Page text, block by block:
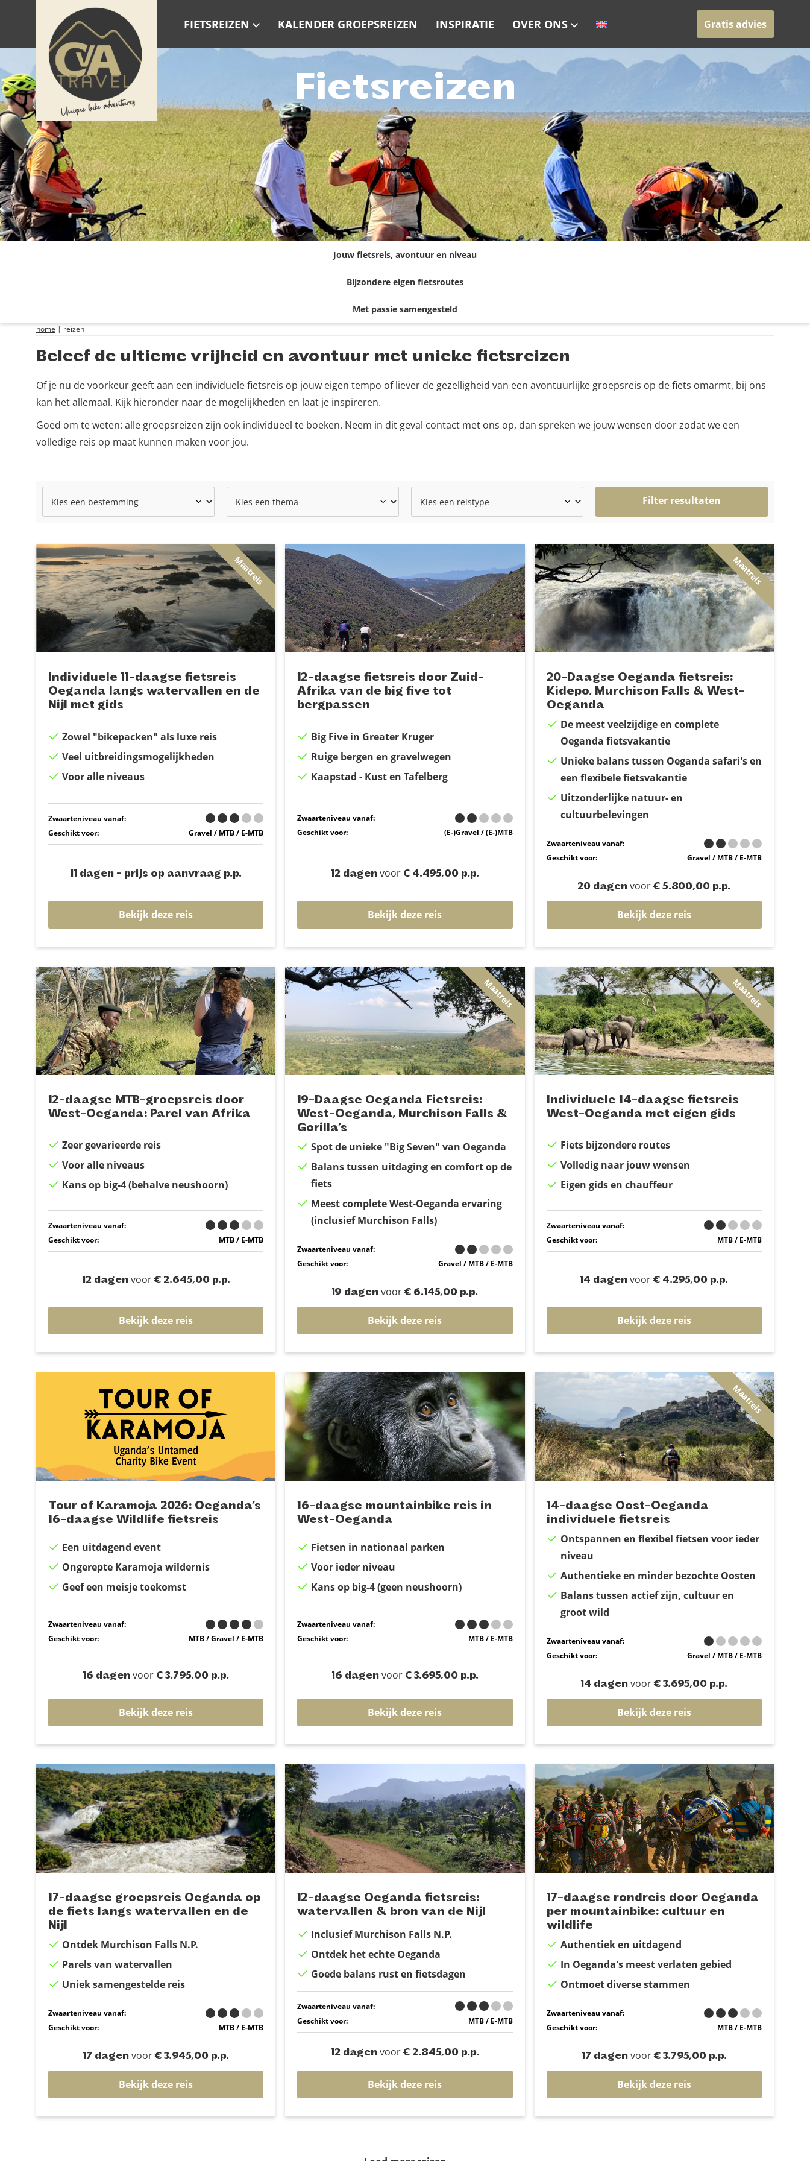
FIETSREIZEN KALENDER GROEPSREIZEN INSPIRATIE OVER ONS Gratis advies
Fietsreizen
Jouw fietsreis, avontuur en niveau
Bijzondere eigen fietsroutes
Met passie samengesteld
home | reizen
Beleef de ultieme vrijheid en avontuur met unieke fietsreizen
Of je nu de voorkeur geeft aan een individuele fietsreis op jouw eigen tempo of liever de gezelligheid van een avontuurlijke groepsreis op de fiets omarmt, bij ons
kan het allemaal. Kijk hieronder naar de mogelijkheden en laat je inspireren.
Goed om te weten: alle groepsreizen zijn ook individueel te boeken. Neem in dit geval contact met ons op, dan spreken we jouw wensen door zodat we een
volledige reis op maat kunnen maken voor jou.
Filter resultaten
Maatreis
Individuele 11-daagse fietsreis
Oeganda langs watervallen en de
Nijl met gids
Zowel "bikepacken" als luxe reis
Veel uitbreidingsmogelijkheden
Voor alle niveaus
Zwaarteniveau vanaf:
Geschikt voor:
Gravel / MTB / E-MTB
11 dagen - prijs op aanvraag p.p.
Bekijk deze reis
12-daagse fietsreis door Zuid-
Afrika van de big five tot
bergpassen
Big Five in Greater Kruger
Ruige bergen en gravelwegen
Kaapstad - Kust en Tafelberg
Zwaarteniveau vanaf:
Geschikt voor:
(E-)Gravel / (E-)MTB
12 dagen voor€ 4.495,00 p.p.
Bekijk deze reis
Maatreis
20-Daagse Oeganda fietsreis:
Kidepo, Murchison Falls & West-
Oeganda
De meest veelzijdige en complete
Oeganda fietsvakantie
Unieke balans tussen Oeganda safari's en
een flexibele fietsvakantie
Uitzonderlijke natuur- en
cultuurbelevingen
Zwaarteniveau vanaf:
Geschikt voor:
Gravel / MTB / E-MTB
20 dagenvoor€ 5.800,00 p.p.
Bekijk deze reis
12-daagse MTB-groepsreis door
West-Oeganda: Parel van Afrika
Zeer gevarieerde reis
Voor alle niveaus
Kans op big-4 (behalve neushoorn)
Zwaarteniveau vanaf:
Geschikt voor:
MTB / E-MTB
12 dagen voor€ 2.645,00 p.p.
Bekijk deze reis
Maatreis
19-Daagse Oeganda Fietsreis:
West-Oeganda, Murchison Falls &
Gorilla’s
Spot de unieke "Big Seven" van Oeganda
Balans tussen uitdaging en comfort op de
fiets
Meest complete West-Oeganda ervaring
(inclusief Murchison Falls)
Zwaarteniveau vanaf:
Geschikt voor:
Gravel / MTB / E-MTB
19 dagenvoor€ 6.145,00 p.p.
Bekijk deze reis
Maatreis
Individuele 14-daagse fietsreis
West-Oeganda met eigen gids
Fiets bijzondere routes
Volledig naar jouw wensen
Eigen gids en chauffeur
Zwaarteniveau vanaf:
Geschikt voor:
MTB / E-MTB
14 dagenvoor€ 4.295,00 p.p.
Bekijk deze reis
Tour of Karamoja 2026: Oeganda’s
16-daagse Wildlife fietsreis
Een uitdagend event
Ongerepte Karamoja wildernis
Geef een meisje toekomst
Zwaarteniveau vanaf:
Geschikt voor:
MTB / Gravel / E-MTB
16 dagenvoor€ 3.795,00 p.p.
Bekijk deze reis
16-daagse mountainbike reis in
West-Oeganda
Fietsen in nationaal parken
Voor ieder niveau
Kans op big-4 (geen neushoorn)
Zwaarteniveau vanaf:
Geschikt voor:
MTB / E-MTB
16 dagen voor€ 3.695,00 p.p.
Bekijk deze reis
Maatreis
14-daagse Oost-Oeganda
individuele fietsreis
Ontspannen en flexibel fietsen voor ieder
niveau
Authentieke en minder bezochte Oosten
Balans tussen actief zijn, cultuur en
groot wild
Zwaarteniveau vanaf:
Geschikt voor:
Gravel / MTB / E-MTB
14 dagenvoor€ 3.695,00 p.p.
Bekijk deze reis
17-daagse groepsreis Oeganda op
de fiets langs watervallen en de
Nijl
Ontdek Murchison Falls N.P.
Parels van watervallen
Uniek samengestelde reis
Zwaarteniveau vanaf:
Geschikt voor:
MTB / E-MTB
17 dagenvoor€ 3.945,00 p.p.
Bekijk deze reis
12-daagse Oeganda fietsreis:
watervallen & bron van de Nijl
Inclusief Murchison Falls N.P.
Ontdek het echte Oeganda
Goede balans rust en fietsdagen
Zwaarteniveau vanaf:
Geschikt voor:
MTB / E-MTB
12 dagen voor€ 2.845,00 p.p.
Bekijk deze reis
17-daagse rondreis door Oeganda
per mountainbike: cultuur en
wildlife
Authentiek en uitdagend
In Oeganda's meest verlaten gebied
Ontmoet diverse stammen
Zwaarteniveau vanaf:
Geschikt voor:
MTB / E-MTB
17 dagen voor€ 3.795,00 p.p.
Bekijk deze reis